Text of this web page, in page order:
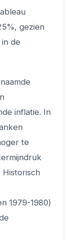
gezien
de
inflatie. In
te
1979-1980)